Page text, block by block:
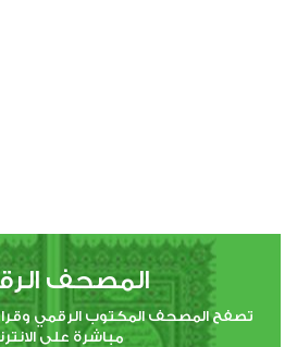
المصحف
تصفح المصحف المكتوب الرقمي
مباشرة على